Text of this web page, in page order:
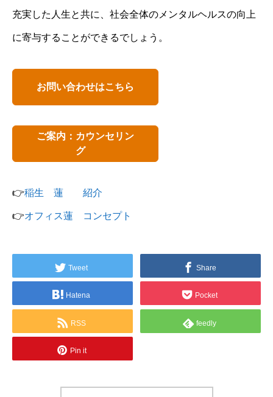
充実した人生と共に、社会全体のメンタルヘルスの向上
に寄与することができるでしょう。
お問い合わせはこちら
ご案内：カウンセリン
グ
👉稲生 蓮 紹介
👉オフィス蓮 コンセプト
Tweet Share
Hatena Pocket
RSS feedly
Pin it